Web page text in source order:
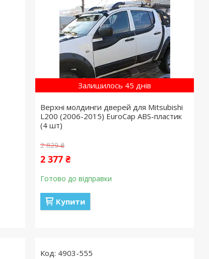
Залишилось 45 днів
Верхні молдинги дверей для Mitsubishi
L200 (2006-2015) EuroCap ABS-пластик
(4 шт)
2 829 ₴
2 377 ₴
Готово до відправки
Купити
4903-555